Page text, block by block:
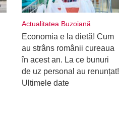
Actualitatea Buzoiană
Economia e la dietă! Cum
au strâns românii cureaua
în acest an. La ce bunuri
de uz personal au renunțat!
Ultimele date